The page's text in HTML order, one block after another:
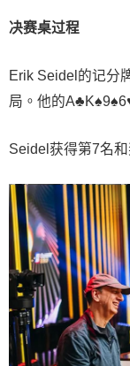
决赛桌过程
Erik Seidel的记分
局。他的
Seidel获得第7名